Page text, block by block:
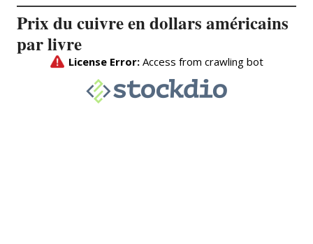
Prix du cuivre en dollars américains
par livre